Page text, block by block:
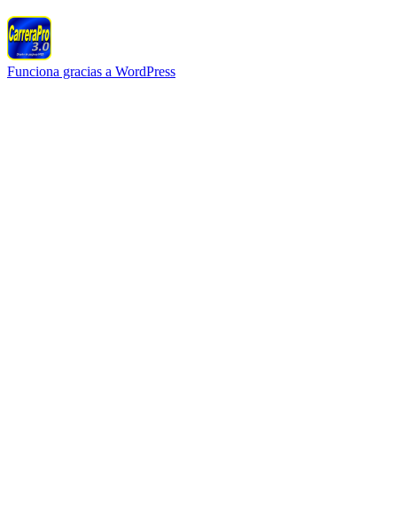
Funciona gracias a WordPress